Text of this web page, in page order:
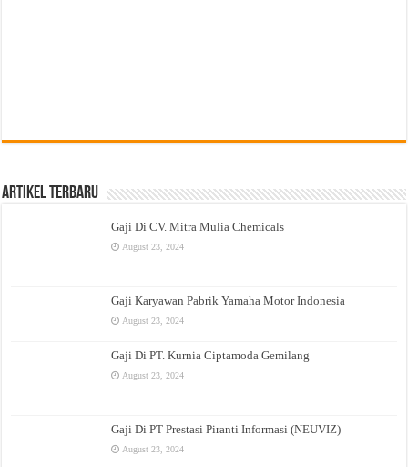
Artikel Terbaru
Gaji Di CV. Mitra Mulia Chemicals
August 23, 2024
Gaji Karyawan Pabrik Yamaha Motor Indonesia
August 23, 2024
Gaji Di PT. Kurnia Ciptamoda Gemilang
August 23, 2024
Gaji Di PT Prestasi Piranti Informasi (NEUVIZ)
August 23, 2024